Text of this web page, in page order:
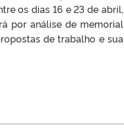
os dias 16 e 23 de abril,
por análise de memorial
de trabalho e sua